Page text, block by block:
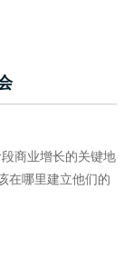
商业增长的关键地
在哪里建立他们的